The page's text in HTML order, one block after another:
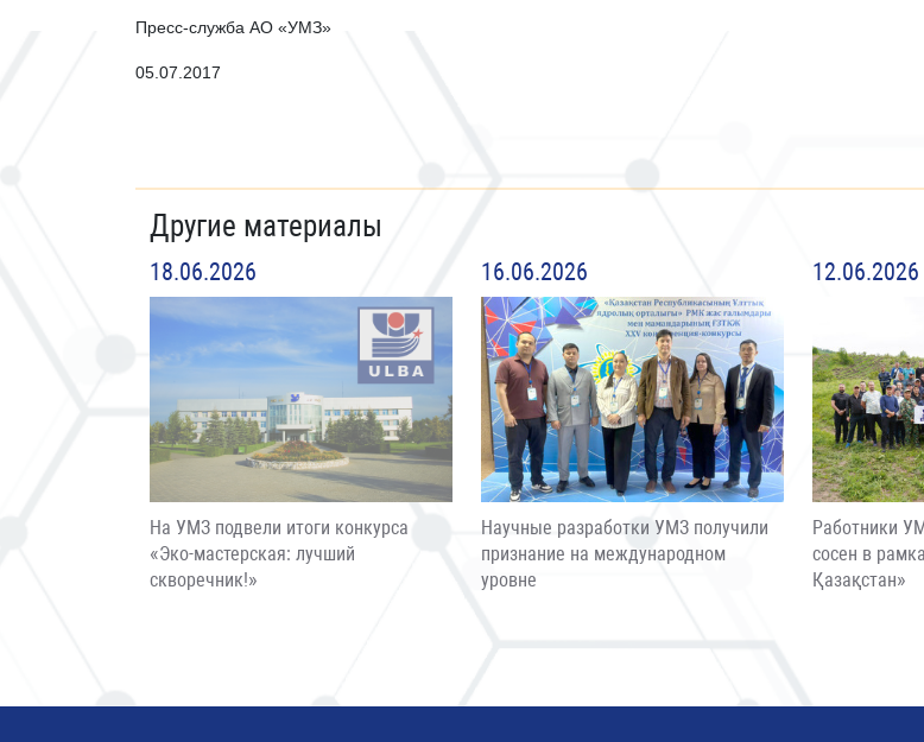
Пресс-служба АО «УМЗ»
05.07.2017
Другие материалы
18.06.2026
На УМЗ подвели итоги конкурса
«Эко-мастерская: лучший
скворечник!»
16.06.2026
Научные разработки УМЗ получили
признание на международном
уровне
12.06.2026
Работники
сосен в
Қазақстан»